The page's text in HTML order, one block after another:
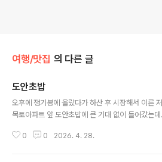
여행/맛집 의 다른 글
도안초밥
오후에 쟁기봉에 올랐다가 하산 후 시장해서 이른
목토아파트 앞 도안초밥에 큰 기대 없이 들어갔는데
어와 고등어.. 큼직한 새우,전복, 장어에다후토마키(
0 0 2026. 4. 28.